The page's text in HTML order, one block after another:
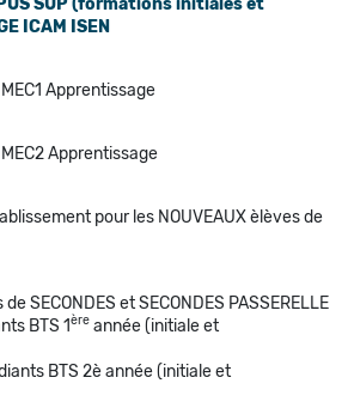
ICAM ISEN
Apprentissage
Apprentissage
pour les NOUVEAUX èlèves de
SECONDES et SECONDES PASSERELLE
BTS 1ère année (initiale et
BTS 2è année (initiale et